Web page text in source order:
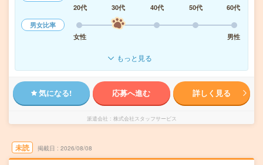
20代
30代 40代 50代
60代
男女比率
女性
男性
もっと見る
気になる! 応募へ進む 詳しく見る
派遣会社 株式会社スタッフサービス
未読 掲載日 2026/08/08